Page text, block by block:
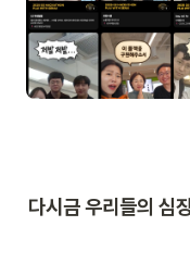
다시금 우리들의 심